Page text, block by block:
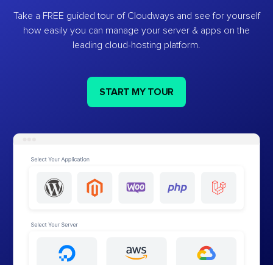
Take a FREE guided tour of Cloudways and see for yourself
how easily you can manage your server & apps on the
leading cloud-hosting platform.
START MY TOUR